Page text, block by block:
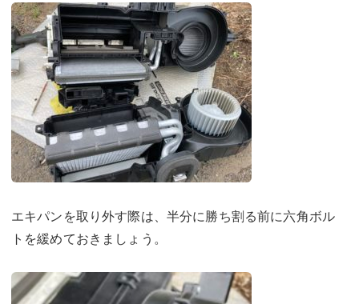
エキパンを取り外す際は、半分に勝ち割る前に六角ボル
トを緩めておきましょう。